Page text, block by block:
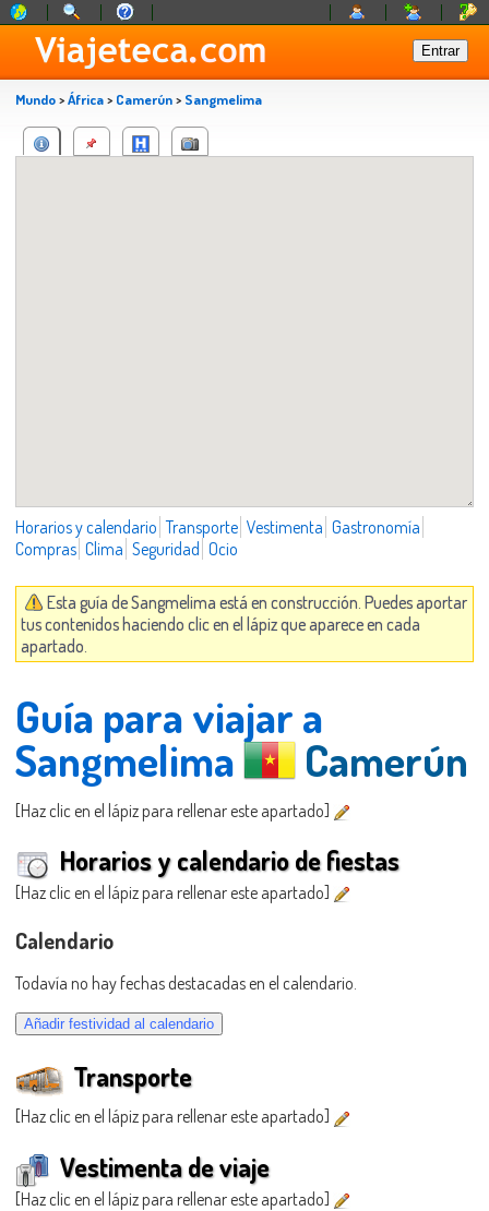
Mundo>África> Camerún> Sangmelima
Horarios y calendario Transporte Vestimenta Gastronomía
Compras Clima Seguridad Ocio
Esta guía de Sangmelima está en construcción. Puedes aportar
tus contenidos haciendo clic en el lápiz que aparece en cada
apartado.
Guía para viajar a
Sangmelima
Camerún
[Haz clic en el lápiz para rellenar este apartado]
Horarios y calendario de fiestas
[Haz clic en el lápiz para rellenar este apartado]
Calendario
Todavía no hay fechas destacadas en el calendario.
Transporte
[Haz clic en el lápiz para rellenar este apartado]
Vestimenta de viaje
[Haz clic en el lápiz para rellenar este apartado]